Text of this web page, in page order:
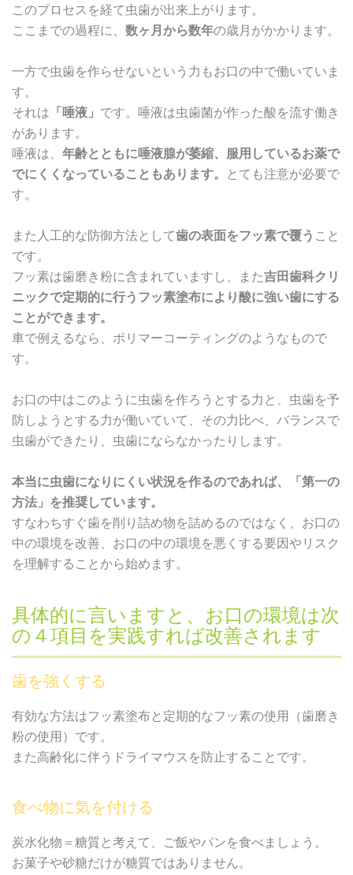
このプロセスを経て虫歯が出来上がります。
ここまでの過程に、 数ヶ月から数年の歳月がかかります。
一方で虫歯を作らせないという力もお口の中で働いていま
す。
それは 「唾液」 です。唾液は虫歯菌が作った酸を流す働き
があります。
唾液は、 年齢とともに唾液腺が萎縮、服用しているお薬で
でにくくなっていることもあります。 とても注意が必要で
す。
また人工的な防御方法として歯の表面をフッ素で覆うこと
です。
フッ素は歯磨き粉に含まれていますし、また吉田歯科クリ
ニックで定期的に行うフッ素塗布により酸に強い歯にする
ことができます。
車で例えるなら、ポリマーコーティングのようなもので
す。
お口の中はこのように虫歯を作ろうとする力と、虫歯を予
防しようとする力が働いていて、その力比べ、バランスで
虫歯ができたり、虫歯にならなかったりします。
本当に虫歯になりにくい状況を作るのであれば、「第一の
方法」を推奨しています。
すなわちすぐ歯を削り詰め物を詰めるのではなく、お口の
中の環境を改善、お口の中の環境を悪くする要因やリスク
を理解することから始めます。
具体的に言いますと、お口の環境は次
の４項目を実践すれば改善されます
歯を強くする
有効な方法はフッ素塗布と定期的なフッ素の使用（歯磨き
粉の使用）です。
また高齢化に伴うドライマウスを防止することです。
食べ物に気を付ける
炭水化物＝糖質と考えて、ご飯やパンを食べましょう。
お菓子や砂糖だけが糖質ではありません。